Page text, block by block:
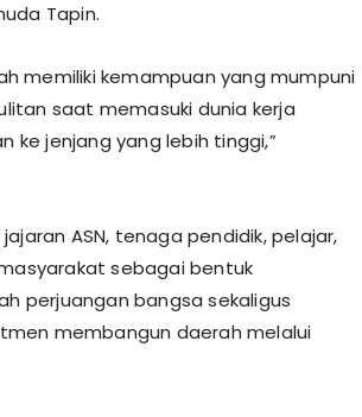
Tapin.
memiliki kemampuan yang mumpuni
saat memasuki dunia kerja
ke jenjang yang lebih tinggi,”
ASN, tenaga pendidik, pelajar,
sebagai bentuk
perjuangan bangsa sekaligus
membangun daerah melalui